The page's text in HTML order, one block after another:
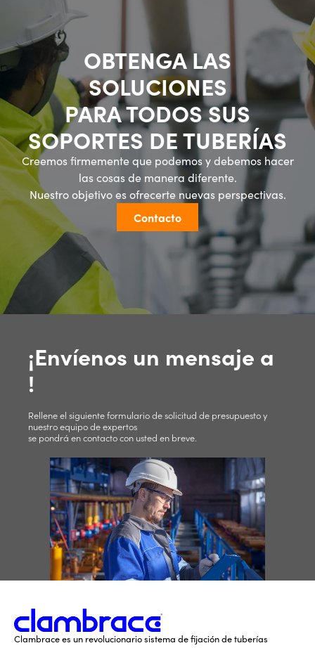
OBTENGA LAS
SOLUCIONES
PARA TODOS SUS
SOPORTES DE TUBERÍAS
Creemos firmemente que podemos y debemos hacer
las cosas de manera diferente.
Nuestro objetivo es ofrecerte nuevas perspectivas.
Contacto
¡Envíenos un mensaje a
!
Rellene el siguiente formulario de solicitud de presupuesto y
nuestro equipo de expertos
se pondrá en contacto con usted en breve.
Clambrace es un revolucionario sistema de fijación de tuberías